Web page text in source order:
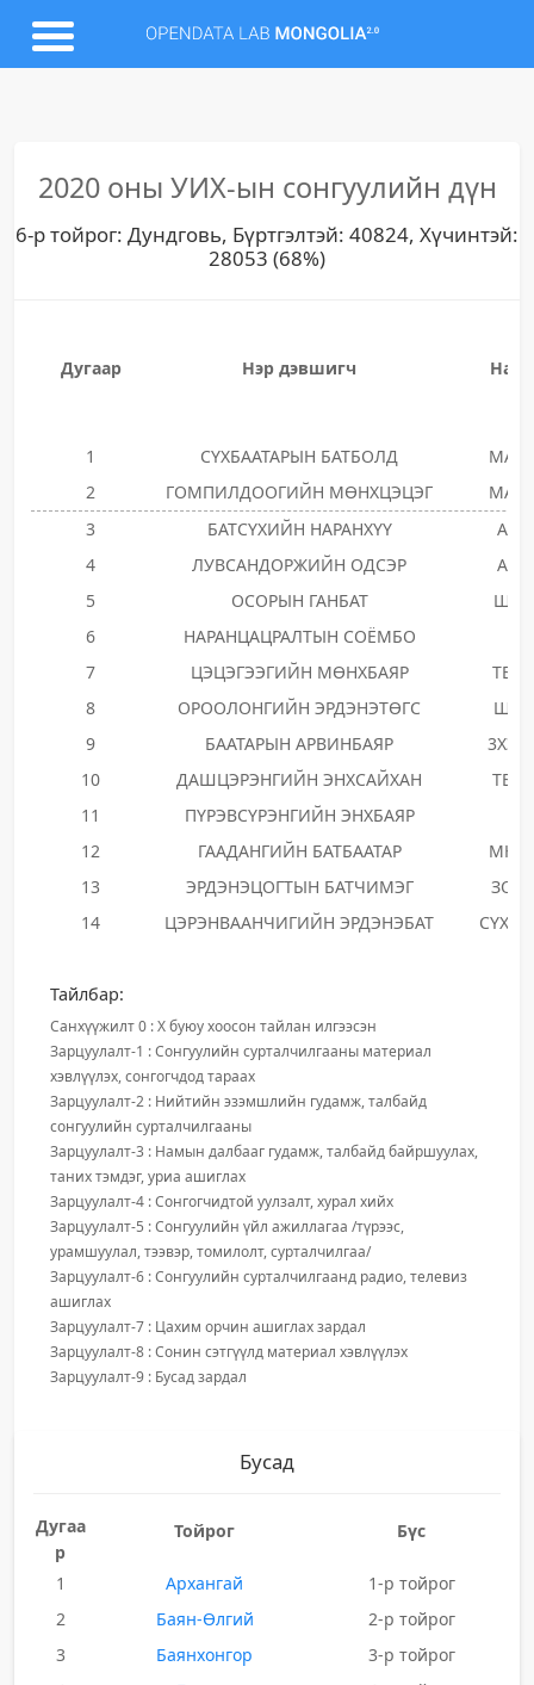
2020 оны УИХ-ын сонгуулийн дүн
6-р тойрог: Дундговь, Бүртгэлтэй: 40824, Хүчинтэй:
28053 (68%)
Дугаар Нэр дэвшигч Нам
1 СҮХБААТАРЫН БАТБОЛД
МАН
2
ГОМПИЛДООГИЙН МӨНХЦЭЦЭГ
МАН
3
БАТСҮХИЙН НАРАНХҮҮ
АН
4
ЛУВСАНДОРЖИЙН ОДСЭР
АН
5
ОСОРЫН ГАНБАТ
ШЭ
6
НАРАНЦАЦРАЛТЫН СОЁМБО
7
ЦЭЦЭГЭЭГИЙН МӨНХБАЯР
ТБЭ
8
ОРООЛОНГИЙН ЭРДЭНЭТӨГС
ШЭ
9
БААТАРЫН АРВИНБАЯР
3ХЭЭ
10
ДАШЦЭРЭНГИЙН ЭНХСАЙХАН
ТБЭ
11
ПҮРЭВСҮРЭНГИЙН ЭНХБАЯР
12
ГААДАНГИЙН БАТБААТАР
МНН
13
ЭРДЭНЭЦОГТЫН БАТЧИМЭГ
ЗОН
14
ЦЭРЭНВААНЧИГИЙН ЭРДЭНЭБАТ
Тайлбар:
Санхүүжилт 0 : X буюу хоосон тайлан илгээсэн
Зарцуулалт-1 : Сонгуулийн сурталчилгааны материал
хэвлүүлэх, сонгогчдод тараах
Зарцуулалт-2 : Нийтийн эзэмшлийн гудамж, талбайд
сонгуулийн сурталчилгааны
Зарцуулалт-3 : Намын далбааг гудамж, талбайд байршуулах,
таних тэмдэг, уриа ашиглах
Зарцуулалт-4 : Сонгогчидтой уулзалт, хурал хийх
Зарцуулалт-5 : Сонгуулийн үйл ажиллагаа /түрээс,
урамшуулал, тээвэр, томилолт, сурталчилгаа/
Зарцуулалт-6 : Сонгуулийн сурталчилгаанд радио, телевиз
ашиглах
Зарцуулалт-7 : Цахим орчин ашиглах зардал
Зарцуулалт-8 : Сонин сэтгүүлд материал хэвлүүлэх
Зарцуулалт-9 : Бусад зардал
Бусад
Дугаа
р
Тойрог Бүс
1 Архангай
1-р тойрог
2
Баян-Өлгий
2-р тойрог
3
Баянхонгор
3-р тойрог